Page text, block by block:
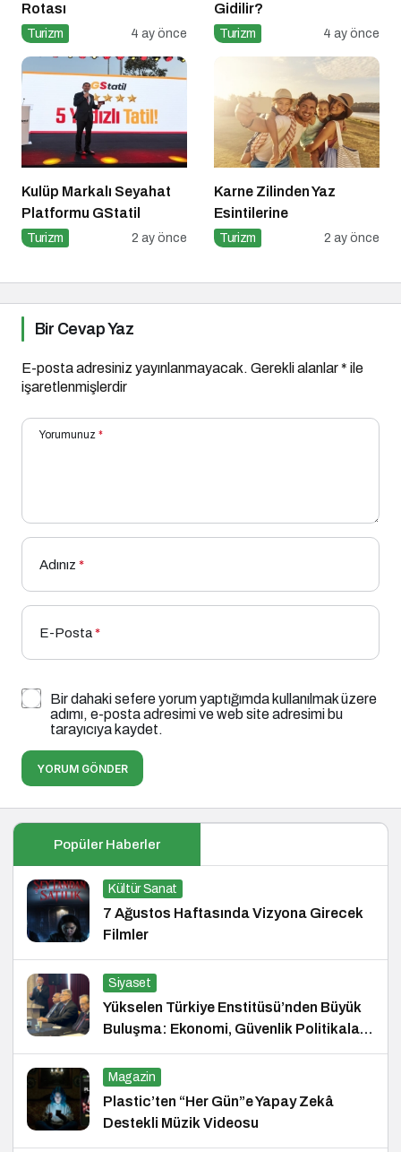
Rotası
Turizm 4 ay önce
Gidilir?
Turizm 4 ay önce
Kulüp Markalı Seyahat
Platformu GStatil
Turizm 2 ay önce
Karne Zilinden Yaz
Esintilerine
Turizm 2 ay önce
Bir Cevap Yaz
E-posta adresiniz yayınlanmayacak. Gerekli alanlar* ile
işaretlenmişlerdir
Yorumunuz *
Adınız *
E-Posta*
Bir dahaki sefere yorum yaptığımda kullanılmak üzere
adımı, e-posta adresimi ve web site adresimi bu
tarayıcıya kaydet.
YORUM GÖNDER
Popüler Haberler
Kültür Sanat
7 Ağustos Haftasında Vizyona Girecek
Filmler
Siyaset
Yükselen Türkiye Enstitüsü’nden Büyük
Buluşma: Ekonomi, Güvenlik Politikaları
ve Hukuk Konferansı
Magazin
Plastic’ten “Her Gün”e Yapay Zekâ
Destekli Müzik Videosu